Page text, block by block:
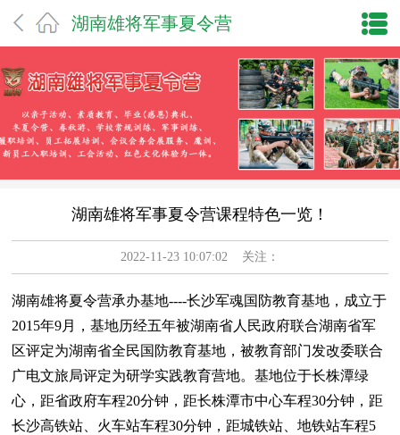
湖南雄将军事夏令营
湖南雄将军事夏令营课程特色一览！
2022-11-23 10:07:02 关注：
湖南雄将夏令营承办基地----长沙军魂国防教育基地，成立于
2015年9月，基地历经五年被湖南省人民政府联合湖南省军
区评定为湖南省全民国防教育基地，被教育部门发改委联合
广电文旅局评定为研学实践教育营地。基地位于长株潭绿
心，距省政府车程20分钟，距长株潭市中心车程30分钟，距
长沙高铁站、火车站车程30分钟，距城铁站、地铁站车程5